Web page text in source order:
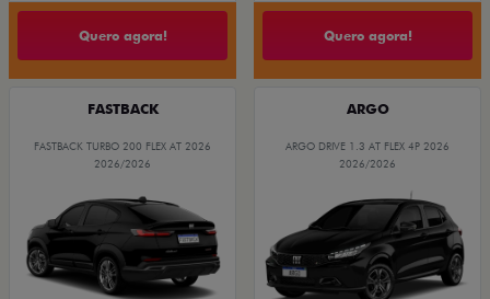
Quero agora! Quero agora!
FASTBACK
FASTBACK TURBO 200 FLEX AT 2026
2026/2026
ARGO
ARGO DRIVE 1.3 AT FLEX 4P 2026
2026/2026